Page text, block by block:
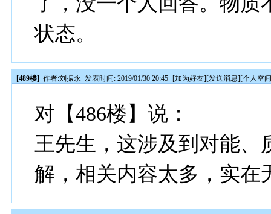
状态。
[489楼] 作者:刘振永 发表时间: 2019/01/30 20:45 [加为好友][发送消息][个人空
对【486楼】说：
王先生，这涉及到对能、
解，相关内容太多，实在